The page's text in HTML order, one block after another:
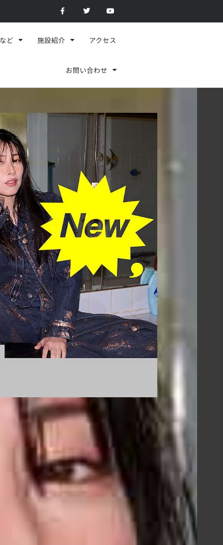
a
c
e
o
o
w
t
e
o
t
b
e
ど 施設紹介 アクセス
お問い合わせ